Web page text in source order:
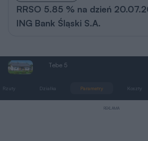
RRSO 5.85 % na dzień
ING Bank Śląski S.A.
Tebe 5
Rzuty Działka Parametry Koszty
REKLAMA